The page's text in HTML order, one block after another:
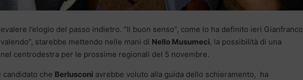
l’elogio del passo indietro. “Il buon senso”, come lo ha definito ieri Gianfranco
starebbe mettendo nelle mani di Nello Musumeci, la possibilità di una
nel centrodestra per le prossime regionali del 5 novembre.
candidato che Berlusconi avrebbe voluto alla guida dello schieramento, ha